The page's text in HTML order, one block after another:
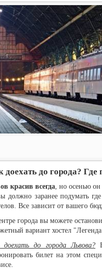
доехать до города? Где
красив всегда, но осенью он
должно заранее подумать
Все зависит от вашего
города вы можете
вариант хостел
доехать до города Львова?
билет на этом